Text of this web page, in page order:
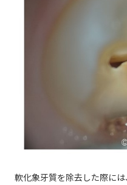
軟化象牙質を除去した際に